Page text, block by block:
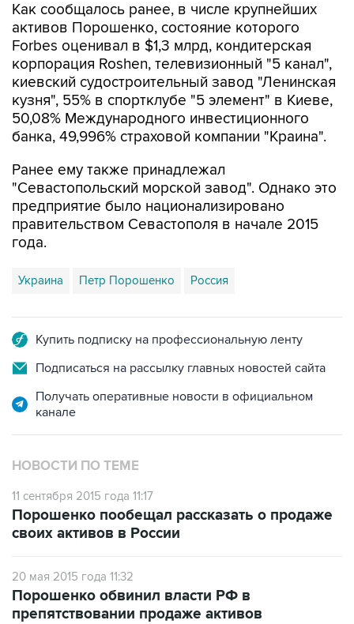
Как сообщалось ранее, в числе крупнейших
активов Порошенко, состояние которого
Forbes оценивал в $1,3 млрд, кондитерская
корпорация Roshen, телевизионный "5 канал",
киевский судостроительный завод "Ленинская
кузня", 55% в спортклубе "5 элемент" в Киеве,
50,08% Международного инвестиционного
банка, 49,996% страховой компании "Краина".
Ранее ему также принадлежал
"Севастопольский морской завод". Однако это
предприятие было национализировано
правительством Севастополя в начале 2015
года.
Украина Петр Порошенко Россия
Купить подписку на профессиональную ленту
Подписаться на рассылку главных новостей сайта
Получать оперативные новости в официальном
канале
НОВОСТИ ПО ТЕМЕ
11 сентября 2015 года 11:17
Порошенко пообещал рассказать о продаже
своих активов в России
20 мая 2015 года 11:32
Порошенко обвинил власти РФ в
препятствовании продаже активов